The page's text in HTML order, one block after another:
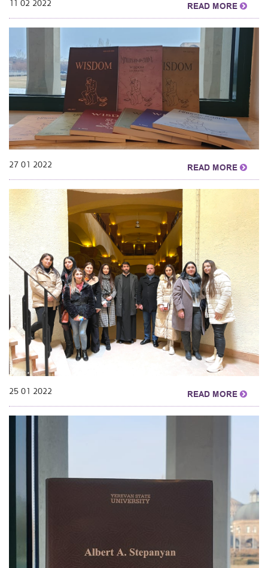
11 02 2022 READ MORE
27 01 2022 READ MORE
25 01 2022 READ MORE